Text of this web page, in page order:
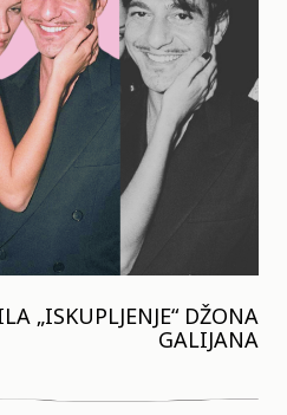
„ISKUPLJENJE“ DŽONA
GALIJANA